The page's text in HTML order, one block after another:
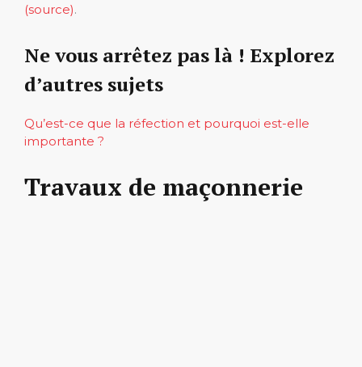
(source).
Ne vous arrêtez pas là ! Explorez
d’autres sujets
Qu’est-ce que la réfection et pourquoi est-elle
importante ?
Travaux de maçonnerie